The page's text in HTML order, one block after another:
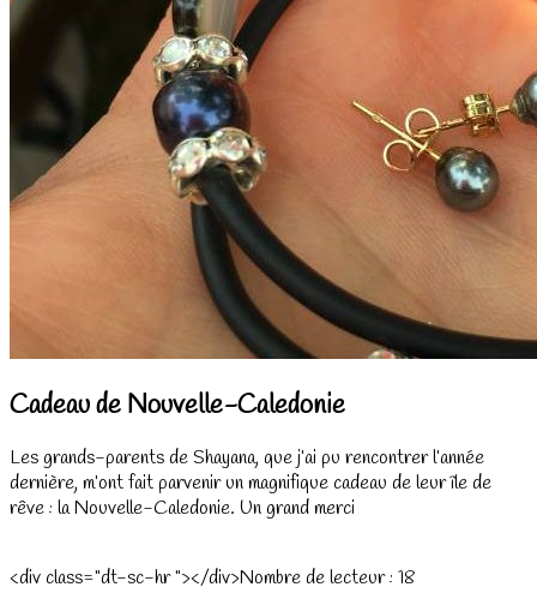
Cadeau de Nouvelle-Caledonie
Les grands-parents de Shayana, que j’ai pu rencontrer l’année
dernière, m’ont fait parvenir un magnifique cadeau de leur île de
rêve : la Nouvelle-Caledonie. Un grand merci
<div class="dt-sc-hr "></div>Nombre de lecteur : 18